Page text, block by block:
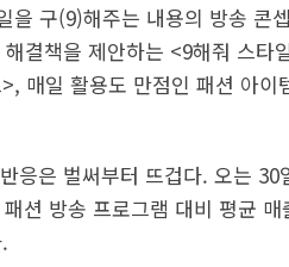
을 구(9)해주는 내용의 방송 콘
결책을 제안하는 <9해줘 스타
매일 활용도 만점인 패션 아
응은 벌써부터 뜨겁다. 오는 30
션 방송 프로그램 대비 평균